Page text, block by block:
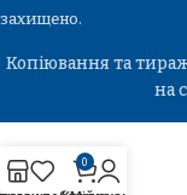
захищено.
Копіювання та
на
0